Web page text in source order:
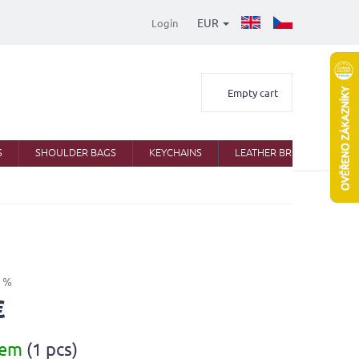
EUR
Login
Shopping
Empty cart
SHOULDER BAGS KEYCHAINS LEATHER BRIEFCASES
%
(1 pcs)